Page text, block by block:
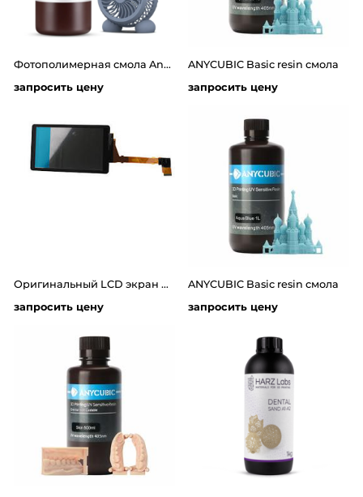
Фотополимерная смола Anycubic Flexible Tough Resin 2.0 (1 кг)
запросить цену
ANYCUBIC Basic resin смола
запросить цену
Оригинальный LCD экран для фотополимерного 3D принтера Anycubic Photon S / Photon
запросить цену
ANYCUBIC Basic resin смола
запросить цену